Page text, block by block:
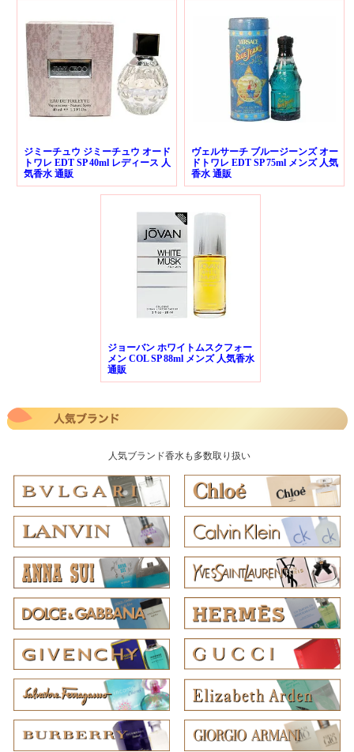
ジミーチュウ ジミーチュウ オード
トワレ EDT SP 40ml レディース 人
気香水 通販
ヴェルサーチ ブルージーンズ オー
ドトワレ EDT SP 75ml メンズ 人気
香水 通販
ジョーバン ホワイトムスクフォー
メン COL SP 88ml メンズ 人気香水
通販
人気ブランド香水も多数取り扱い